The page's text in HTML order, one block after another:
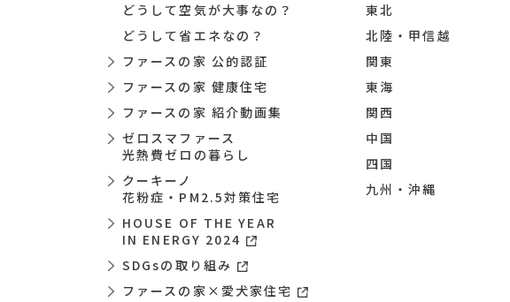
どうして空気が大事なの？
どうして省エネなの？
ファースの家 公的認証
ファースの家 健康住宅
ファースの家 紹介動画集
ゼロスマファース
光熱費ゼロの暮らし
クーキーノ
花粉症・PM2.5対策住宅
HOUSE OF THE YEAR
IN ENERGY 2024
SDGsの取り組み
ファースの家×愛犬家住宅
東北
北陸・甲信越
関東
東海
関西
中国
四国
九州・沖縄